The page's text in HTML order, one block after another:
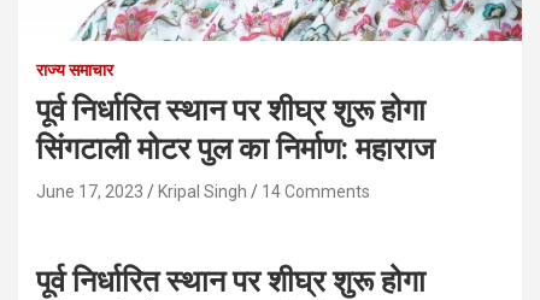
राज्य समाचार
पूर्व निर्धारित स्थान पर शीघ्र शुरू होगा
सिंगटाली मोटर पुल का निर्माण: महाराज
June 17, 2023 Kripal Singh 14 Comments
पूर्व निर्धारित स्थान पर शीघ्र शुरू होगा